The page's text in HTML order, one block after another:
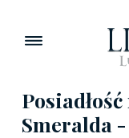
Smeralda -